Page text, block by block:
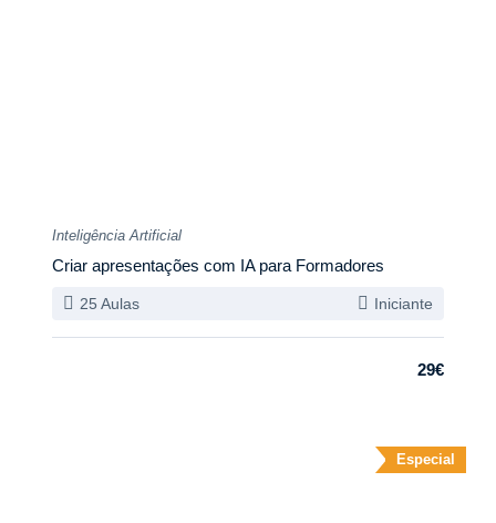
Inteligência Artificial
Criar apresentações com IA para Formadores
25 Aulas Iniciante
29€
Especial